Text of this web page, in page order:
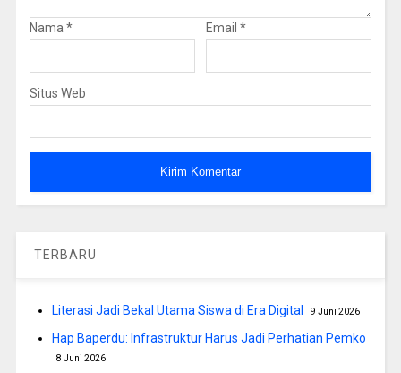
Nama * Email *
Situs Web
TERBARU
Literasi Jadi Bekal Utama Siswa di Era Digital 9 Juni 2026
Hap Baperdu: Infrastruktur Harus Jadi Perhatian Pemko
8 Juni 2026